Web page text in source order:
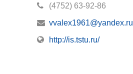
(4752) 63-92-86
vvalex1961@yandex.ru
http://is.tstu.ru/